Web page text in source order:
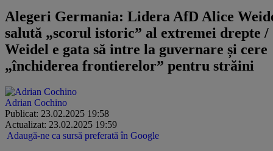
Alegeri Germania: Lidera AfD Alice
salută „scorul istoric” al extremei drepte /
Weidel e gata să intre la guvernare și cere
„închiderea frontierelor” pentru străini
Adrian Cochino
Publicat: 23.02.2025 19:58
Actualizat: 23.02.2025 19:59
Adaugă-ne ca sursă preferată în Google